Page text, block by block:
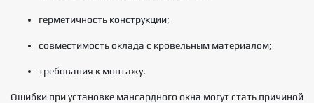
герметичность конструкции;
совместимость оклада с кровельным материалом;
требования к монтажу.
Ошибки при установке мансардного окна могут стать причиной